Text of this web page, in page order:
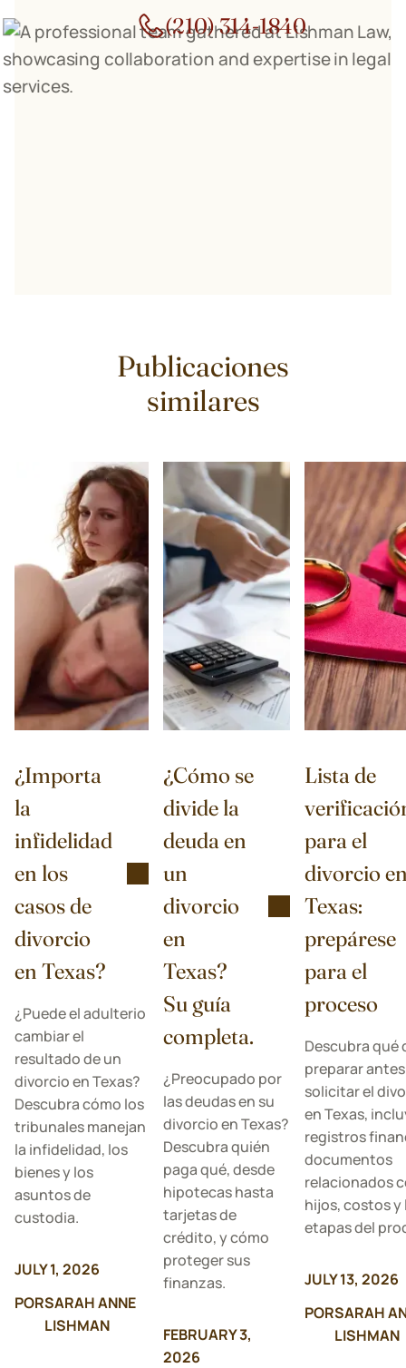
(210) 314-1840
Publicaciones
similares
¿Importa
la
infidelidad
en los
casos de
divorcio
en Texas?
¿Puede el adulterio
cambiar el
resultado de un
divorcio en Texas?
Descubra cómo los
tribunales manejan
la infidelidad, los
bienes y los
asuntos de
custodia.
JULY 1, 2026
PORSARAH ANNE
LISHMAN
¿Cómo se
divide la
deuda en
un
divorcio
en
Texas?
Su guía
completa.
¿Preocupado por
las deudas en su
divorcio en Texas?
Descubra quién
paga qué, desde
hipotecas hasta
tarjetas de
crédito, y cómo
proteger sus
finanzas.
FEBRUARY 3,
2026
Lista de
para el
divorcio
Texas:
prepárese
para el
proceso
Descubra qué
preparar
solicitar el
en Texas,
registros
documentos
relacionados
hijos, costos y
etapas del
JULY 13, 2026
PORSARAH
LISHMAN